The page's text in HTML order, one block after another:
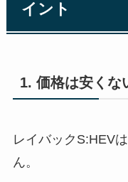
イント
1. 価格は安くな
レイバックS:HEV
ん。